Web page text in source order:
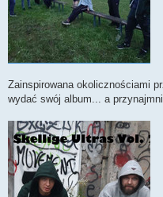
Zainspirowana okolicznościami
wydać swój album... a